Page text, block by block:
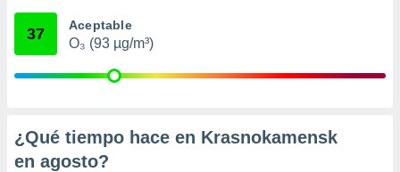
mediante
publicidad
37 Aceptable
O₃ (93 µg/m³)
¿Qué tiempo hace en Krasnokamensk
en agosto?